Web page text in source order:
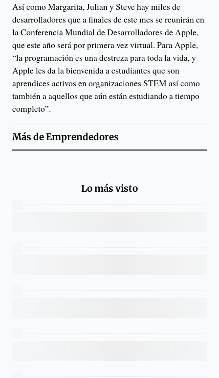
Así como Margarita, Julian y Steve hay miles de
desarrolladores que a finales de este mes se reunirán en
la Conferencia Mundial de Desarrolladores de Apple,
que este año será por primera vez virtual. Para Apple,
“la programación es una destreza para toda la vida, y
Apple les da la bienvenida a estudiantes que son
aprendices activos en organizaciones STEM así como
también a aquellos que aún están estudiando a tiempo
completo”.
Más deEmprendedores
Lo más visto